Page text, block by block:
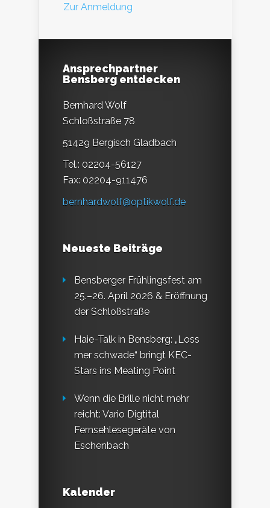
Zur Anmeldung
Ansprechpartner
Bensberg entdecken
Bernhard Wolf
Schloßstraße 78
51429 Bergisch Gladbach
Tel.: 02204-56127
Fax: 02204-911476
bernhardwolf@optikwolf.de
Neueste Beiträge
Bensberger Frühlingsfest am
25.–26. April 2026 & Eröffnung
der Schloßstraße
Haie-Talk in Bensberg: „Loss
mer schwade“ bringt KEC-
Stars ins Meating Point
Wenn die Brille nicht mehr
reicht: Vario Digtital
Fernsehlesegeräte von
Eschenbach
Kalender